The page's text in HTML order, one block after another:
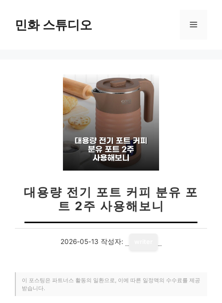
민화 스튜디오 메
대용량 전기 포트 커피 분유 포
트 2주 사용해보니
2026-05-13 작성자:
이 포스팅은 파트너스 활동의 일환으로, 이에 따른 일정액의 수수료를 제공
받습니다.